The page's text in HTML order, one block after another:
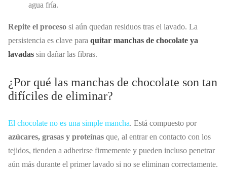
agua fría.
Repite el proceso si aún quedan residuos tras el lavado. La
persistencia es clave para quitar manchas de chocolate ya
lavadas sin dañar las fibras.
¿Por qué las manchas de chocolate son tan
difíciles de eliminar?
El chocolate no es una simple mancha. Está compuesto por
azúcares, grasas y proteínas que, al entrar en contacto con los
tejidos, tienden a adherirse firmemente y pueden incluso penetrar
aún más durante el primer lavado si no se eliminan correctamente.